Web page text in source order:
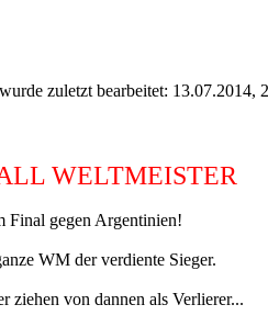
zuletzt bearbeitet: 13.07.2014,
WELTMEISTER
Final gegen Argentinien!
WM der verdiente Sieger.
ziehen von dannen als Verlierer...